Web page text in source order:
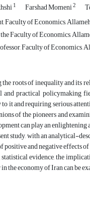
1 Farshad Momeni2
Faculty of Economics,
Faculty of Economics,
Faculty of Economics,
roots of inequality and its
and practical policymaking
it and requiring serious
of the pioneers and
can play an
study, with an analytical-
positive and negative effects
evidence, the
the economy of Iran can be